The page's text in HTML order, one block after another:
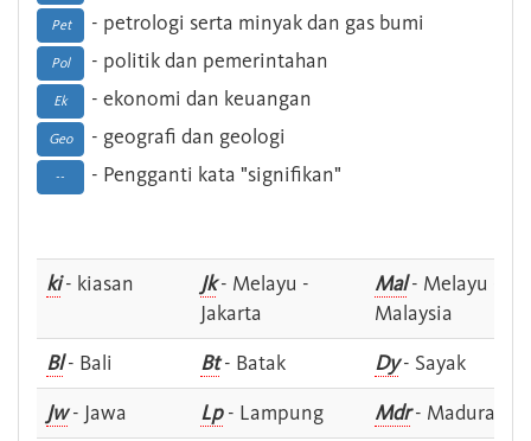
Pet - petrologi serta minyak dan gas bumi
Pol - politik dan pemerintahan
Ek - ekonomi dan keuangan
Geo - geografi dan geologi
-- - Pengganti kata "signifikan"
ki- kiasan Jk- Melayu -
Jakarta
Mal- Melayu -
Malaysia
Bl- Bali Bt- Batak Dy- Sayak
Jw- Jawa Lp- Lampung Mdr- Madura